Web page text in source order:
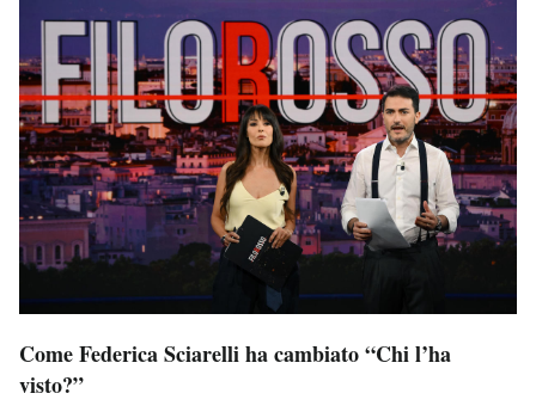
Come Federica Sciarelli ha cambiato “Chi l’ha
visto?”